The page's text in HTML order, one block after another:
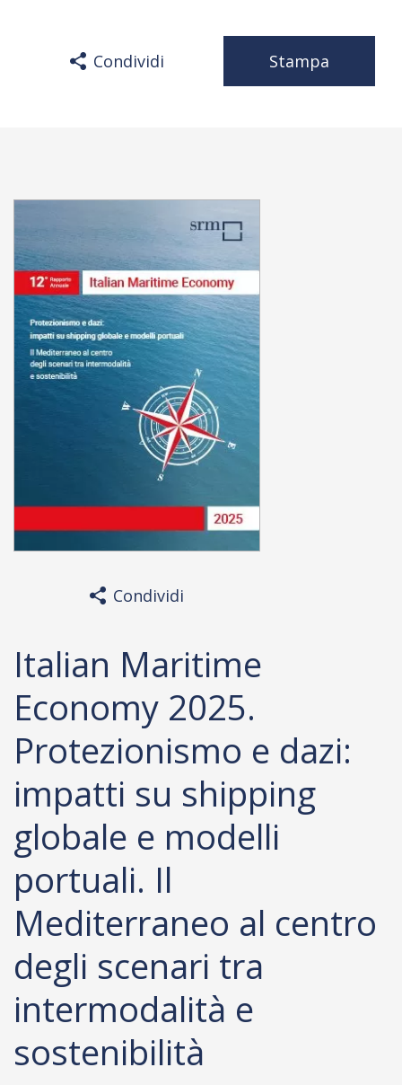
Condividi Stampa
Condividi
Italian Maritime
Economy 2025.
Protezionismo e dazi:
impatti su shipping
globale e modelli
portuali. Il
Mediterraneo al centro
degli scenari tra
intermodalità e
sostenibilità